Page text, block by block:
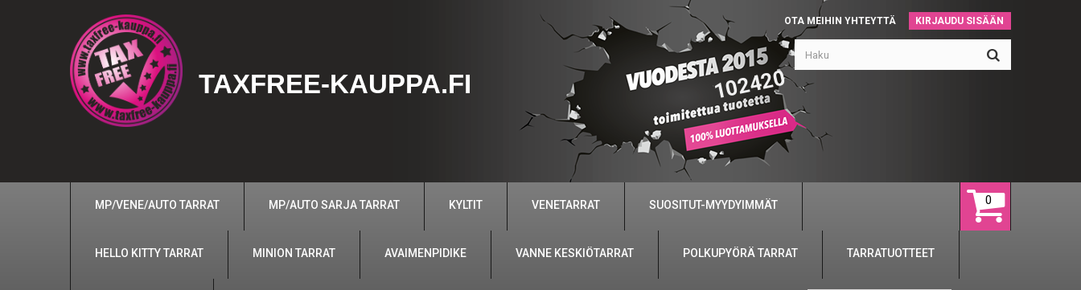
KIRJAUDU SISÄÄN
OTA MEIHIN YHTEYTTÄ
TAXFREE-KAUPPA.FI 102420
0
MP/VENE/AUTO TARRAT MP/AUTO SARJA TARRAT KYLTIT VENETARRAT SUOSITUT-MYYDYIMMÄT
HELLO KITTY TARRAT MINION TARRAT AVAIMENPIDIKE VANNE KESKIÖTARRAT POLKUPYÖRÄ TARRAT TARRATUOTTEET